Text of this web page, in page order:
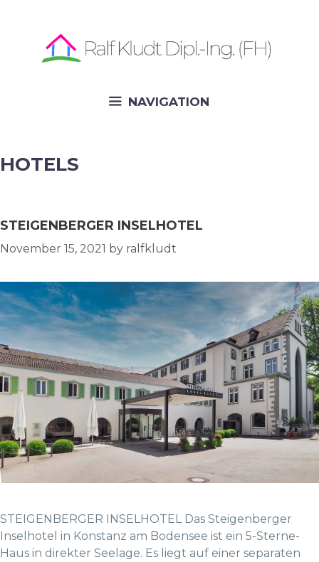
NAVIGATION
HOTELS
STEIGENBERGER INSELHOTEL
November 15, 2021 by ralfkludt
STEIGENBERGER INSELHOTEL Das Steigenberger
Inselhotel in Konstanz am Bodensee ist ein 5-Sterne-
Haus in direkter Seelage. Es liegt auf einer separaten